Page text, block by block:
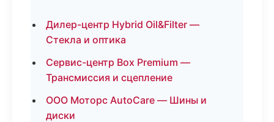
Дилер-центр Hybrid Oil&Filter —
Стекла и оптика
Сервис-центр Box Premium —
Трансмиссия и сцепление
ООО Моторс AutoCare — Шины и
диски